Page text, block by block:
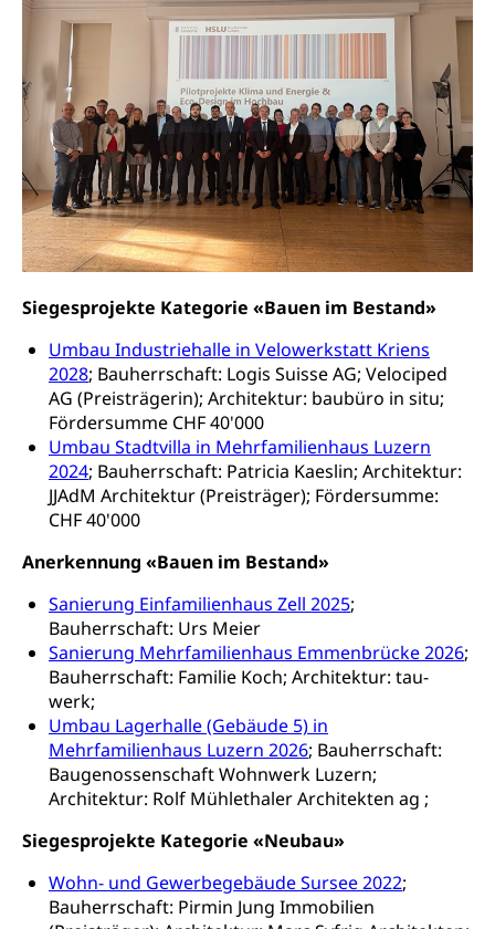
Siegesprojekte Kategorie «Bauen im Bestand»
Umbau Industriehalle in Velowerkstatt Kriens
2028; Bauherrschaft: Logis Suisse AG; Velociped
AG (Preisträgerin); Architektur: baubüro in situ;
Fördersumme CHF 40'000
Umbau Stadtvilla in Mehrfamilienhaus Luzern
2024; Bauherrschaft: Patricia Kaeslin; Architektur:
JJAdM Architektur (Preisträger); Fördersumme:
CHF 40'000
Anerkennung «Bauen im Bestand»
Sanierung Einfamilienhaus Zell 2025;
Bauherrschaft: Urs Meier
Sanierung Mehrfamilienhaus Emmenbrücke 2026;
Bauherrschaft: Familie Koch; Architektur: tau-
werk;
Umbau Lagerhalle (Gebäude 5) in
Mehrfamilienhaus Luzern 2026; Bauherrschaft:
Baugenossenschaft Wohnwerk Luzern;
Architektur: Rolf Mühlethaler Architekten ag ;
Siegesprojekte Kategorie «Neubau»
Wohn- und Gewerbegebäude Sursee 2022;
Bauherrschaft: Pirmin Jung Immobilien
Jagdausweis, Fischereiausweis
Strafregisterauszug bestellen
Waffen, Sprengstoffe und Pyrotechnik
Reisepass, Identitätskarte
Strassenverkehrsamt (Führerausweis,
Fahrzeugausweis)
Namensänderungen
Einbürgerung
Nationalität, Staatsangehörigkeit,
Staatsbürgerschaft, Bürgerrecht, Erwerb des
Bürgerrechts, Verlust des Bürgerrechts,
Einbürgerungsverfahren
Einbürgerungen
Geburt
Geburtsurkunde, Geburtsschein, Geburtsanzeige
Familienzulagen (WAS Luzern)
Schwangerschaft / Geburt (gruezi.lu.ch)
Kinder und Jugendliche
Mündigkeit, Kindesschutz, Jugendschutz
Kinder- und Jugendförderung
Psychische Gesundheit
IV für Kinder und Jugendliche (WAS Luzern)
Pflege / Pflegeheim
Hauspflege, spitalexterne Pflege, Spitex
Betreuende Angehörige
Pflegeheimliste und freie Pflegeplätze
Betreuung von Angehörigen (WAS Luzern)
Religion
Kirche, Gottesdienst, Seelsorge,
Religionsgemeinschaft
Religionsvielfalt Im Kanton Luzern (unilu)
Religion (gruezi.lu.ch)
Sport
Freizeitaktivitäten, Schulsport, Spitzensport,
Breitensport, Jugend und Sport, Sportanlagen
Olympiateam Kanton Luzern
Offene Sporthallen
Jugend+Sport
Freiwilliger Schulsport
Sportförderung
Tiere
Haustiere, Heimtiere, Wildtiere, Veterinärmedizin,
Tiermedizin, Tierarzt, Tierschutz, Jagd, Fischerei,
Viehzucht
Tierschutz
Hobbytierhaltung und Bienen
Halten von Wildtieren
Todesfall
Bestattung, Beerdigung, Testament, Erbrecht,
Erbschaft, Todesschein, Todesanzeige,
Zivilstandsamt, Erben, Erbenliste
Ärztliche Todesbescheinigung
Sicherheit